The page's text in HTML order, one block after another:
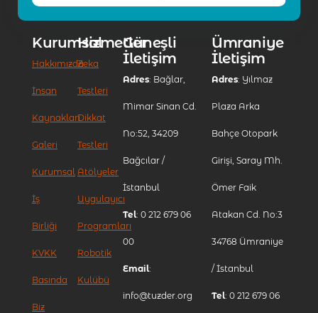
Kurumsal
Hakkımızda
İnsan
Kaynakları
Galeri
Kurumsal
İş
Birliği
KVKK
Basında
Biz
Hizmetler
Zeka
Testleri
Dikkat
Testleri
Atölyeler
Uygulayıcı
Programları
Robotik
Kulübü
Güneşli
İletişim
Adres: Bağlar,
Mimar Sinan Cd.
No:52, 34209
Bağcılar /
İstanbul
Tel: 0 212 679 06
00
Email:
info@tuzder.org
Ümraniye
İletişim
Adres: Yılmaz
Plaza Arka
Bahçe Otopark
Girişi, Saray Mh.
Ömer Faik
Atakan Cd. No:3
34768 Ümraniye
/ İstanbul
Tel: 0 212 679 06